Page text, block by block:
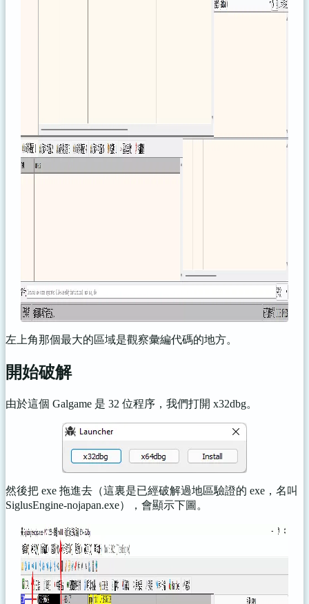
左上角那個最大的區域是觀察彙編代碼的地方。
開始破解
由於這個 Galgame 是 32 位程序，我們打開 x32dbg。
然後把 exe 拖進去（這裏是已經破解過地區驗證的 exe，名叫
SiglusEngine-nojapan.exe），會顯示下圖。